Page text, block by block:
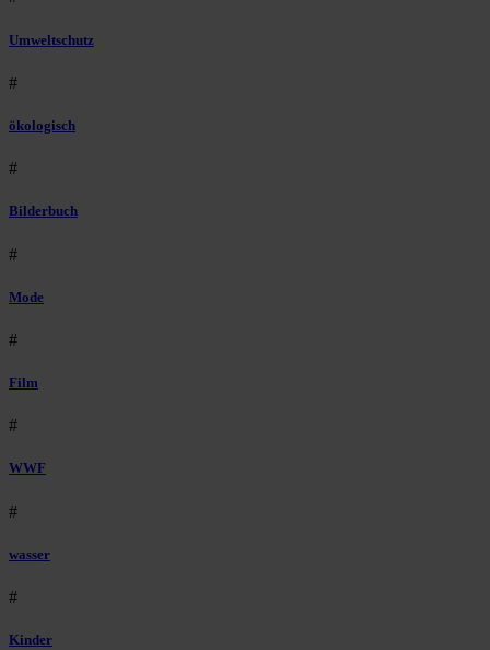
Umweltschutz
#
ökologisch
#
Bilderbuch
#
Mode
#
Film
#
WWF
#
wasser
#
Kinder